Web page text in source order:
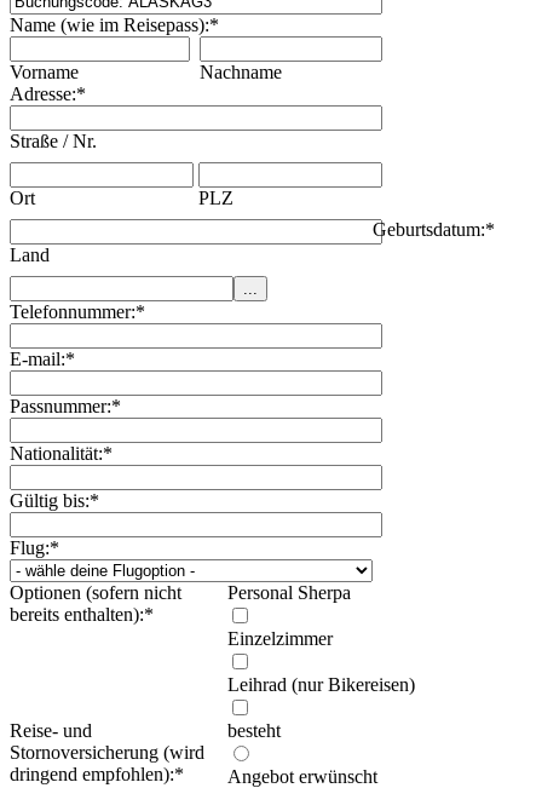
Name (wie im Reisepass):*
Vorname
Nachname
Adresse:*
Straße / Nr.
Ort PLZ
Land
Geburtsdatum:*
Telefonnummer:*
E-mail:*
Passnummer:*
Nationalität:*
Gültig bis:*
Flug:*
Optionen (sofern nicht
bereits enthalten):*
Personal Sherpa
Einzelzimmer
Leihrad (nur Bikereisen)
Reise- und
Stornoversicherung (wird
dringend empfohlen):*
besteht
Angebot erwünscht